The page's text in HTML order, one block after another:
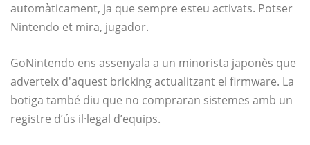
automàticament, ja que sempre esteu activats. Potser
Nintendo et mira, jugador.
GoNintendo ens assenyala a un minorista japonès que
adverteix d'aquest bricking actualitzant el firmware. La
botiga també diu que no compraran sistemes amb un
registre d’ús il·legal d’equips.